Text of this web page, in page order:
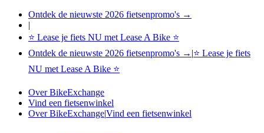
Ontdek de nieuwste 2026 fietsenpromo's →
|
⭐ Lease je fiets NU met Lease A Bike ⭐
Ontdek de nieuwste 2026 fietsenpromo's → |⭐ Lease je fiets
NU met Lease A Bike ⭐
Over BikeExchange
Vind een fietsenwinkel
Over BikeExchange|Vind een fietsenwinkel